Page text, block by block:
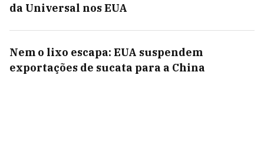
da Universal nos EUA
Nem o lixo escapa: EUA suspendem
exportações de sucata para a China